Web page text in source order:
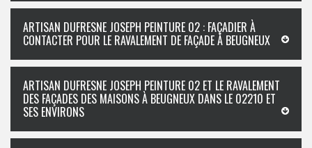
ARTISAN DUFRESNE JOSEPH PEINTURE 02 : FAÇADIER À
CONTACTER POUR LE RAVALEMENT DE FAÇADE À BEUGNEUX
ARTISAN DUFRESNE JOSEPH PEINTURE 02 ET LE RAVALEMENT
DES FAÇADES DES MAISONS À BEUGNEUX DANS LE 02210 ET
SES ENVIRONS